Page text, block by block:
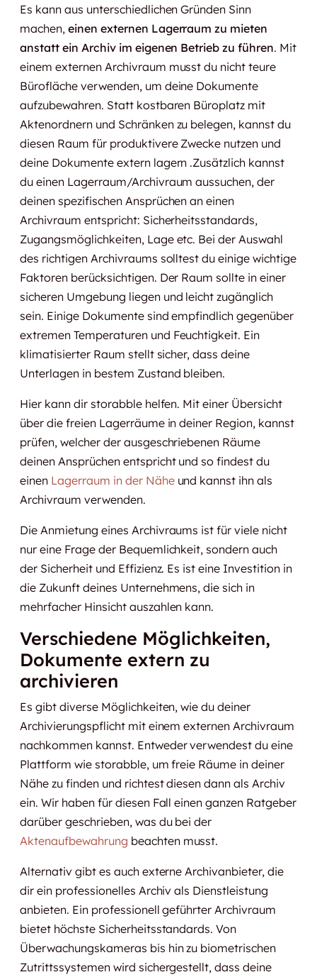
Es kann aus unterschiedlichen Gründen Sinn
machen, einen externen Lagerraum zu mieten
anstatt ein Archiv im eigenen Betrieb zu führen. Mit
einem externen Archivraum musst du nicht teure
Bürofläche verwenden, um deine Dokumente
aufzubewahren. Statt kostbaren Büroplatz mit
Aktenordnern und Schränken zu belegen, kannst du
diesen Raum für produktivere Zwecke nutzen und
deine Dokumente extern lagern .Zusätzlich kannst
du einen Lagerraum/Archivraum aussuchen, der
deinen spezifischen Ansprüchen an einen
Archivraum entspricht: Sicherheitsstandards,
Zugangsmöglichkeiten, Lage etc. Bei der Auswahl
des richtigen Archivraums solltest du einige wichtige
Faktoren berücksichtigen. Der Raum sollte in einer
sicheren Umgebung liegen und leicht zugänglich
sein. Einige Dokumente sind empfindlich gegenüber
extremen Temperaturen und Feuchtigkeit. Ein
klimatisierter Raum stellt sicher, dass deine
Unterlagen in bestem Zustand bleiben.
Hier kann dir storabble helfen. Mit einer Übersicht
über die freien Lagerräume in deiner Region, kannst
prüfen, welcher der ausgeschriebenen Räume
deinen Ansprüchen entspricht und so findest du
einen Lagerraum in der Näheund kannst ihn als
Archivraum verwenden.
Die Anmietung eines Archivraums ist für viele nicht
nur eine Frage der Bequemlichkeit, sondern auch
der Sicherheit und Effizienz. Es ist eine Investition in
die Zukunft deines Unternehmens, die sich in
mehrfacher Hinsicht auszahlen kann.
Verschiedene Möglichkeiten,
Dokumente extern zu
archivieren
Es gibt diverse Möglichkeiten, wie du deiner
Archivierungspflicht mit einem externen Archivraum
nachkommen kannst. Entweder verwendest du eine
Plattform wie storabble, um freie Räume in deiner
Nähe zu finden und richtest diesen dann als Archiv
ein. Wir haben für diesen Fall einen ganzen Ratgeber
darüber geschrieben, was du bei der
Aktenaufbewahrung beachten musst.
Alternativ gibt es auch externe Archivanbieter, die
dir ein professionelles Archiv als Dienstleistung
anbieten. Ein professionell geführter Archivraum
bietet höchste Sicherheitsstandards. Von
Überwachungskameras bis hin zu biometrischen
Zutrittssystemen wird sichergestellt, dass deine